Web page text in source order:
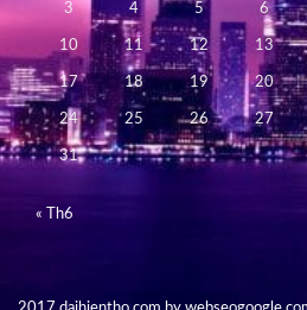
3 4 5 6
10 11 12 13
17 18 19 20
24 25 26 27
31
« Th6